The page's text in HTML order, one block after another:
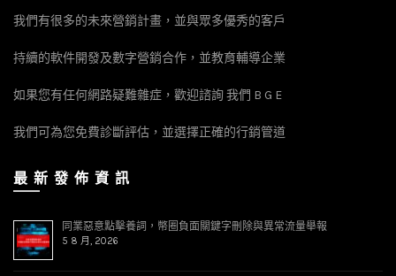
我們有很多的未來營銷計畫，並與眾多優秀的客戶
持續的軟件開發及數字營銷合作，並教育輔導企業
如果您有任何網路疑難雜症，歡迎諮詢 我們 B G E
我們可為您免費診斷評估，並選擇正確的行銷管道
最 新 發 佈 資 訊
同業惡意點擊養詞，幣圈負面關鍵字刪除與異常流量舉報
5 8 月, 2026